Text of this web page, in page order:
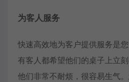
为客人服务
快速高效地为客户提供服务是
有客人都希望他们的桌子上立刻
他们非常不耐烦，很容易生气